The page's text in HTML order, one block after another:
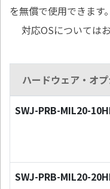
を無償で使用できます。
対応OSについては
ハードウェア・オ
SWJ-PRB-MIL20-
SWJ-PRB-MIL20-